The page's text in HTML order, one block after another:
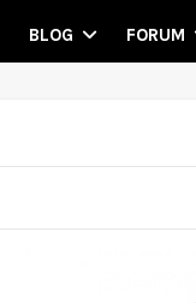
BLOG FORUM